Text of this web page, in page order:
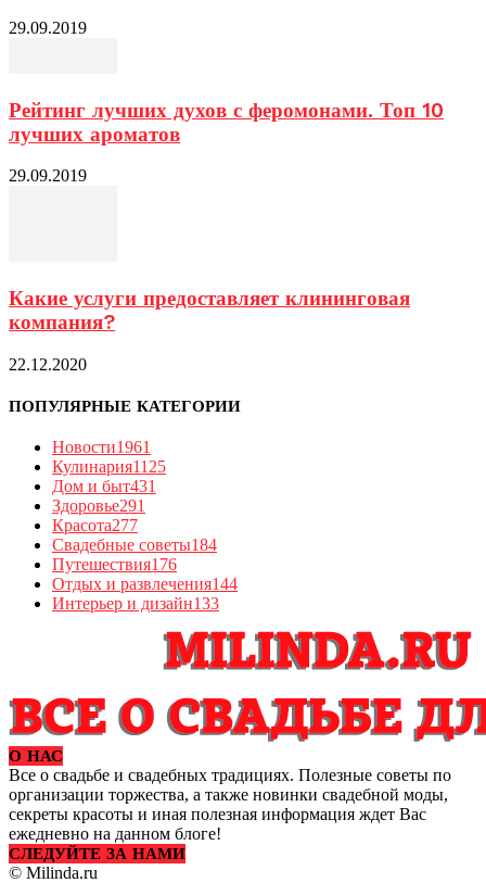
29.09.2019
Рейтинг лучших духов с феромонами. Топ 10
лучших ароматов
29.09.2019
Какие услуги предоставляет клининговая
компания?
22.12.2020
ПОПУЛЯРНЫЕ КАТЕГОРИИ
Новости1961
Кулинария1125
Дом и быт431
Здоровье291
Красота277
Свадебные советы184
Путешествия176
Отдых и развлечения144
Интерьер и дизайн133
О НАС
Все о свадьбе и свадебных традициях. Полезные советы по
организации торжества, а также новинки свадебной моды,
секреты красоты и иная полезная информация ждет Вас
ежедневно на данном блоге!
СЛЕДУЙТЕ ЗА НАМИ
© Milinda.ru